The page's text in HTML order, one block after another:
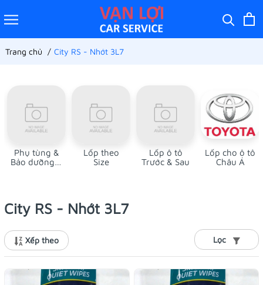
Trang chủ City RS - Nhớt 3L7
Phụ tùng &
Bảo dưỡng ô
Lốp theo
Size
Lốp ô tô
Trước & Sau
Lốp cho ô tô
Châu Á
City RS - Nhớt 3L7
Xếp theo Lọc